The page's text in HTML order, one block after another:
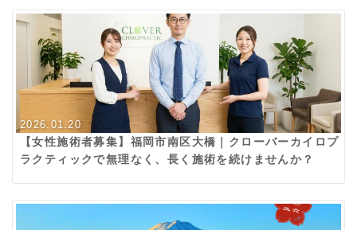
2026.01.20
【女性施術者募集】福岡市南区大橋｜クローバーカイロプ
ラクティックで無理なく、長く施術を続けませんか？